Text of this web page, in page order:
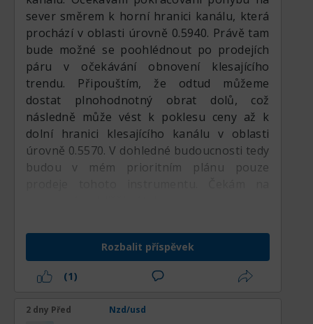
pravděpodobnost korekce směrem k
0,5750. Nedávné denní svíčkové formace
naznačují spíše dočasnou konsolidaci než
obrat trendu, přičemž kupci nadále brání
poklesy a prodejci mají problém prosadit
trvalejší medvědí momentum. Toto chování
naznačuje, že institucionální účastníci jsou
stále ochotni akumulovat dlouhé pozice
během krátkodobých poklesů, což
podporuje širší trend oživení.
průrazem úrovně 0.58882, což svědčí o
jejich síle.
V takové situaci budu čekat na korekci ceny
k úrovni podpory týdenního pivotu 0.58412,
kde bude možné otevřít nákup částí lotu.
Druhou část si ponechám pro případ hlubší
korekce ceny k úrovni podpory rozšíření
týdenního pivotu 0.57912.
sever směrem k horní hranici kanálu, která
prochází v oblasti úrovně 0.5940. Právě tam
bude možné se poohlédnout po prodejích
páru v očekávání obnovení klesajícího
trendu. Připouštím, že odtud můžeme
dostat plnohodnotný obrat dolů, což
následně může vést k poklesu ceny až k
dolní hranici klesajícího kanálu v oblasti
úrovně 0.5570. V dohledné budoucnosti tedy
budou v mém prioritním plánu pouze
Rozbalit příspěvek
(1)
2 dny Před Nzd/usd